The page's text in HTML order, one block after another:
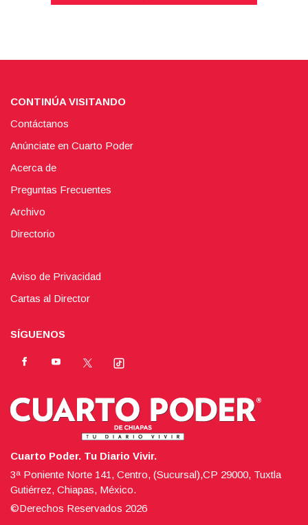
CONTINÚA VISITANDO
Contáctanos
Anúnciate en Cuarto Poder
Acerca de
Preguntas Frecuentes
Archivo
Directorio
Aviso de Privacidad
Cartas al Director
SÍGUENOS
Cuarto Poder. Tu Diario Vivir.
3ª Poniente Norte 141, Centro, (Sucursal),CP 29000, Tuxtla
Gutiérrez, Chiapas, México.
©Derechos Reservados 2026